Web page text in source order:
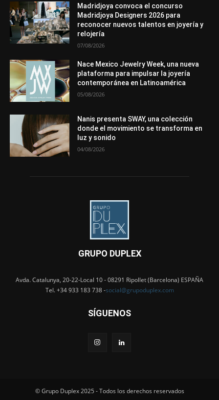
Mundo Técnico
Novedades Opiniones
Perspectiva
Premios
Secciones Sin categoría
Más
Madridjoya convoca el concurso
Madridjoya Designers 2026 para
reconocer nuevos talentos en joyería y
relojería
07/08/2026
Nace Mexico Jewelry Week, una nueva
plataforma para impulsar la joyería
contemporánea en Latinoamérica
05/08/2026
Nanis presenta SWAY, una colección
donde el movimiento se transforma en
luz y sonido
04/08/2026
GRUPO DUPLEX
Avda. Catalunya, 20-22-Local 10 - 08291 Ripollet (Barcelona) ESPAÑA
Tel. +34 933 183 738 -social@grupoduplex.com
SÍGUENOS
© Grupo Duplex 2025 - Todos los derechos reservados